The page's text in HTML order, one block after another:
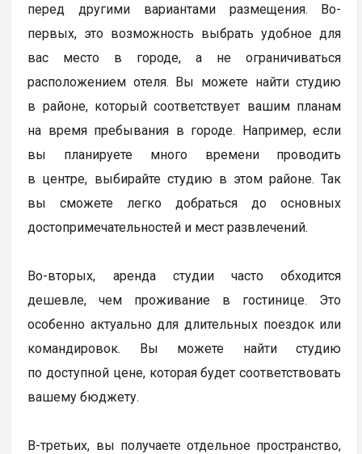
перед другими вариантами размещения. Во-
первых, это возможность выбрать удобное для
вас место в городе, а не ограничиваться
расположением отеля. Вы можете найти студию
в районе, который соответствует вашим планам
на время пребывания в городе. Например, если
вы планируете много времени проводить
в центре, выбирайте студию в этом районе. Так
вы сможете легко добраться до основных
достопримечательностей и мест развлечений.
Во-вторых, аренда студии часто обходится
дешевле, чем проживание в гостинице. Это
особенно актуально для длительных поездок или
командировок. Вы можете найти студию
по доступной цене, которая будет соответствовать
вашему бюджету.
В-третьих, вы получаете отдельное пространство,